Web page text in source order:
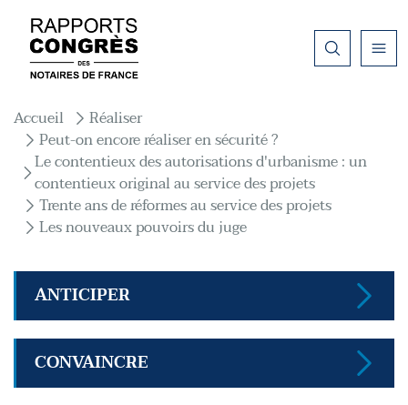
Fil d'Ariane
Accueil
Réaliser
Peut-on encore réaliser en sécurité ?
Le contentieux des autorisations d'urbanisme : un
contentieux original au service des projets
Trente ans de réformes au service des projets
Les nouveaux pouvoirs du juge
ANTICIPER
CONVAINCRE